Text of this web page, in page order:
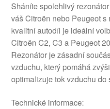
Sháníte spolehlivý
váš Citroën nebo Peugeot s
kvalitní autodíl je ideální
Citroën C2, C3 a Peugeot
Rezonátor je zásadní
vzduchu, který pomáhá
optimalizuje tok vzduchu do
Technické informace: